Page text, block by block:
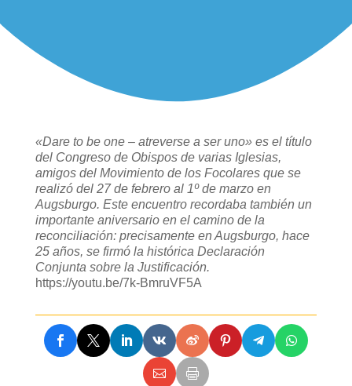
«Dare to be one – atreverse a ser uno» es el título
del Congreso de Obispos de varias Iglesias,
amigos del Movimiento de los Focolares que se
realizó del 27 de febrero al 1º de marzo en
Augsburgo. Este encuentro recordaba también un
importante aniversario en el camino de la
reconciliación: precisamente en Augsburgo, hace
25 años, se firmó la histórica Declaración
Conjunta sobre la Justificación.
https://youtu.be/7k-BmruVF5A